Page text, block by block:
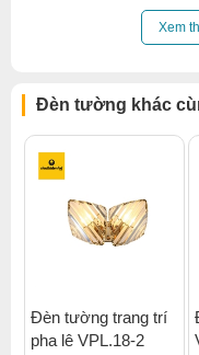
Click để xem thêm
Xem
Đèn tường khác
Đèn tường trang trí
pha lê VPL.18-2